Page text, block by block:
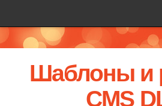
Шаблоны и
CMS